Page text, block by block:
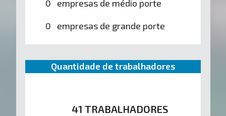
0 empresas de médio porte
0 empresas de grande porte
Quantidade de trabalhadores
41 TRABALHADORES